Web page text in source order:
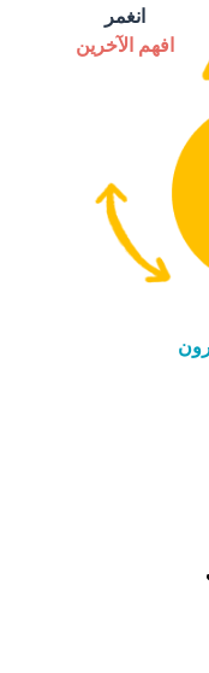
انغمر
افهم الآخرين